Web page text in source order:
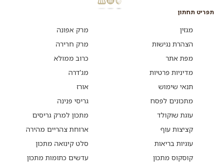
תפריט תחתון
מגזין
הצהרת נגישות
מפת אתר
מדיניות פרטיות
תנאי שימוש
מתכונים לפסח
עוגת שוקולד
קציצות עוף
עוגיות בריאות
קוסקוס מתכון
מרק אפונה
מרק חרירה
כרוב ממולא
מג'דרה
אורז
גריסי פנינה
מתכון למרק גריסים
ארוחת צהריים מהירה
סלט קינואה מתכון
עדשים כתומות מתכון